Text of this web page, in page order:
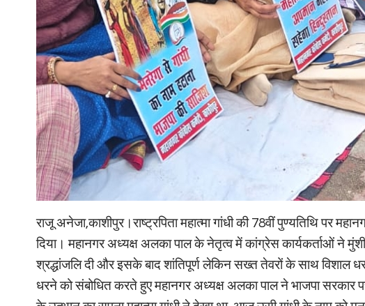
राजू अनेजा,काशीपुर।राष्ट्रपिता महात्मा गांधी की 78वीं पुण्यतिथि पर
दिया। महानगर अध्यक्ष अलका पाल के नेतृत्व में कांग्रेस कार्यकर्ताओं ने मुंशी
श्रद्धांजलि दी और इसके बाद शांतिपूर्ण लेकिन सख्त तेवरों के साथ विशाल
धरने को संबोधित करते हुए महानगर अध्यक्ष अलका पाल ने भाजपा सरकार